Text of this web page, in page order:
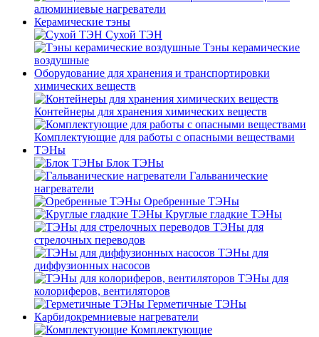
алюминиевые нагреватели
Керамические тэны
Сухой ТЭН
Тэны керамические
воздушные
Оборудование для хранения и транспортировки
химических веществ
Контейнеры для хранения химических веществ
Комплектующие для работы с опасными веществами
ТЭНы
Блок ТЭНы
Гальванические
нагреватели
Оребренные ТЭНы
Круглые гладкие ТЭНы
ТЭНы для
стрелочных переводов
ТЭНы для
диффузионных насосов
ТЭНы для
колориферов, вентиляторов
Герметичные ТЭНы
Карбидокремниевые нагреватели
Комплектующие